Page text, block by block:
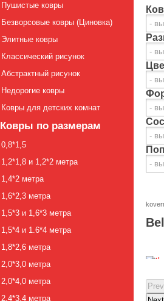
Пушистые ковры
Безворсовые ковры (Циновка)
Элитные ковры
Классический рисунок
Абстрактный рисунок
Недорогие ковры
Ковры для детских комнат
Ковры по размерам
0,8*1,5
1,2*1,8 и 1,2*2 метра
1,4*2 метра
1,6*2,3 метра
1,5*3 и 1,6*3 метра
1,5*4 и 1.6*4 метра
1,8*2,6 метра
2,0*3,0 метра
2,0*4,0 метра
2,4*3,4 метра